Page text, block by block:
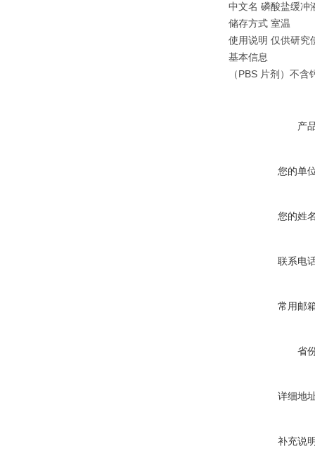
中文名 磷酸盐缓冲
储存方式 室温
使用说明 仅供研究
基本信息
（PBS 片剂）不
产
您的单
您的姓
联系电
常用邮
省
详细地
补充说